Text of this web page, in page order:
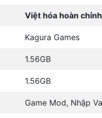
Việt hóa hoàn
Kagura Games
1.56GB
1.56GB
Game Mod, Nhập